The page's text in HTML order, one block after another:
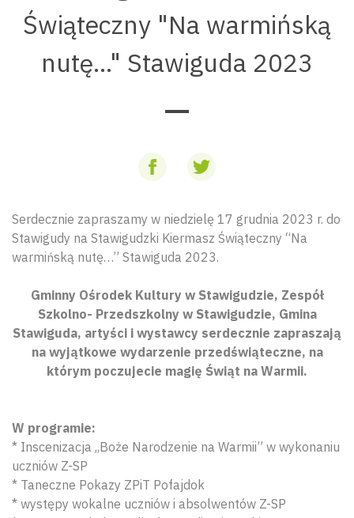
Świąteczny "Na warmińską
nutę..." Stawiguda 2023
Serdecznie zapraszamy w niedzielę 17 grudnia 2023 r. do
Stawigudy na Stawigudzki Kiermasz Świąteczny “Na
warmińską nutę…” Stawiguda 2023.
Gminny Ośrodek Kultury w Stawigudzie, Zespół
Szkolno- Przedszkolny w Stawigudzie, Gmina
Stawiguda, artyści i wystawcy serdecznie zapraszają
na wyjątkowe wydarzenie przedświąteczne, na
którym poczujecie magię Świąt na Warmii.
W programie:
* Inscenizacja ,,Boże Narodzenie na Warmii” w wykonaniu
uczniów Z-SP
* Taneczne Pokazy ZPiT Pofajdok
* występy wokalne uczniów i absolwentów Z-SP